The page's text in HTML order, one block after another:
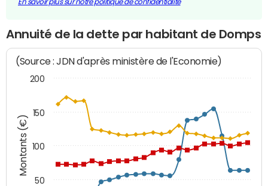
En savoir plus sur notre politique de confidentialité
Annuité de la dette par habitant de Domps
Montants (€)
(Source : JDN d'après ministère de l'Economie)
50
100
150
200